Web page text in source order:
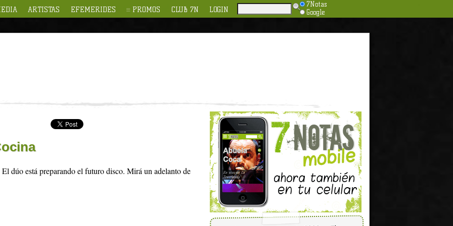
ARTISTAS EFEMERIDES PROMOS CLUB 7N LOGIN
7Notas
Google
dúo está preparando el futuro disco. Mirá un adelanto de